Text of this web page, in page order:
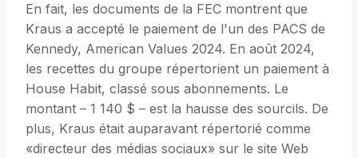
En fait, les documents de la FEC montrent que
Kraus a accepté le paiement de l'un des PACS de
Kennedy, American Values ​​2024. En août 2024,
les recettes du groupe répertorient un paiement à
House Habit, classé sous abonnements. Le
montant – 1 140 $ – est la hausse des sourcils. De
plus, Kraus était auparavant répertorié comme
«directeur des médias sociaux» sur le site Web